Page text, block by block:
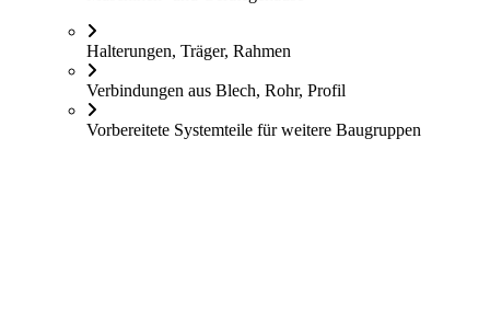
Halterungen, Träger, Rahmen
Verbindungen aus Blech, Rohr, Profil
Vorbereitete Systemteile für weitere Baugruppen